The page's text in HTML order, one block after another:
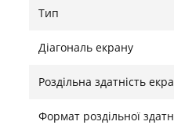
Яскравий дисплей
Пристрій оснащений
перегляд фільмів
студентів.
Тип
Діагональ екрану
Роздільна здатність
Формат роздільної